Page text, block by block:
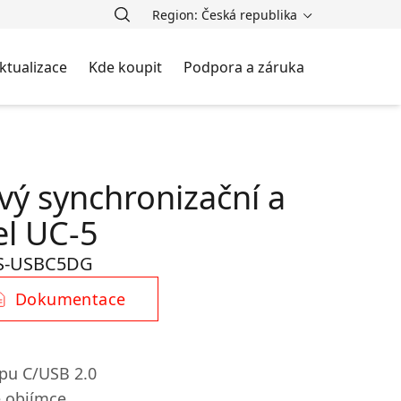
Region: Česká republika
Kde koupit Podpora a záruka
synchronizační a
UC-5
USBC5DG
Dokumentace
C/USB 2.0